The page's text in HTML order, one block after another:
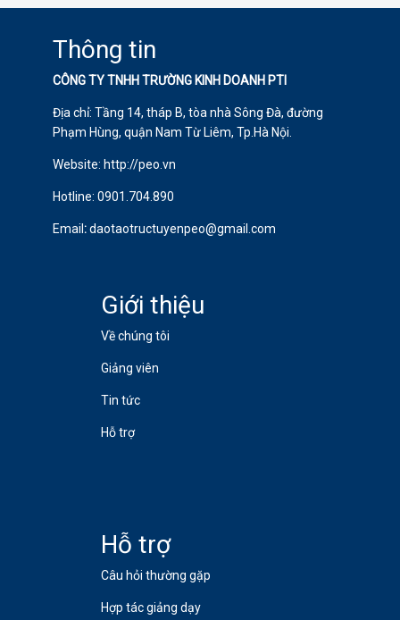
Thông tin
CÔNG TY TNHH TRƯỜNG KINH DOANH PTI
Địa chỉ: Tầng 14, tháp B, tòa nhà Sông Đà, đường
Phạm Hùng, quận Nam Từ Liêm, Tp.Hà Nội.
Website: http://peo.vn
Hotline: 0901.704.890
Email : daotaotructuyenpeo@gmail.com
Giới thiệu
Về chúng tôi
Giảng viên
Tin tức
Hỗ trợ
Hỗ trợ
Câu hỏi thường gặp
Hợp tác giảng dạy